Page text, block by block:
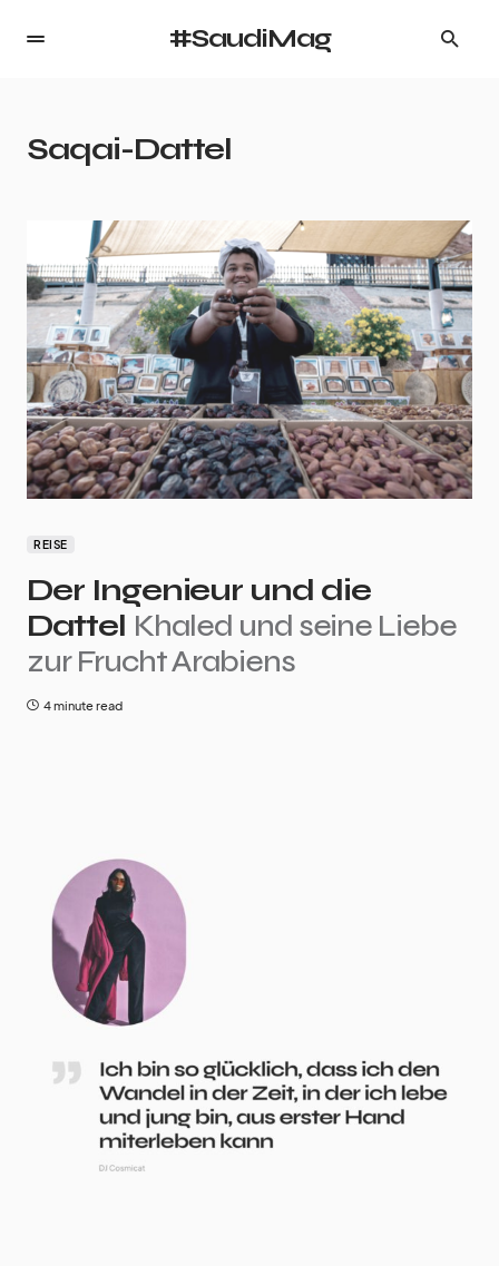
#SaudiMag
Saqai-Dattel
REISE
Der Ingenieur und die
Dattel Khaled und seine Liebe
zur Frucht Arabiens
4 minute read